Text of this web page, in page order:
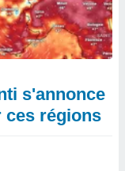
s'annonce
ces régions